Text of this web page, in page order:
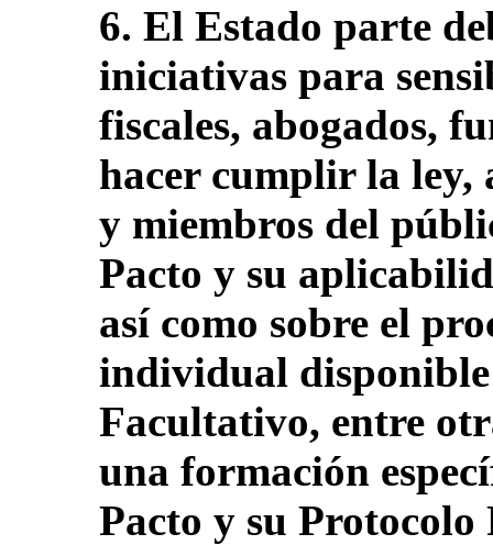
6. El Estado parte
iniciativas para
fiscales, abogados,
hacer cumplir la ley,
y miembros del
Pacto y su
así como sobre el
individual
Facultativo, entre
una formación
Pacto y su